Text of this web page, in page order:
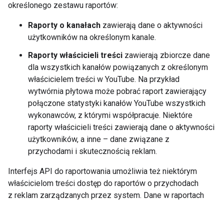
określonego zestawu raportów:
Raporty o kanałach zawierają dane o aktywności
użytkowników na określonym kanale.
Raporty właścicieli treści zawierają zbiorcze dane
dla wszystkich kanałów powiązanych z określonym
właścicielem treści w YouTube. Na przykład
wytwórnia płytowa może pobrać raport zawierający
połączone statystyki kanałów YouTube wszystkich
wykonawców, z którymi współpracuje. Niektóre
raporty właścicieli treści zawierają dane o aktywności
użytkowników, a inne – dane związane z
przychodami i skutecznością reklam.
Interfejs API do raportowania umożliwia też niektórym
właścicielom treści dostęp do raportów o przychodach
z reklam zarządzanych przez system. Dane w raportach